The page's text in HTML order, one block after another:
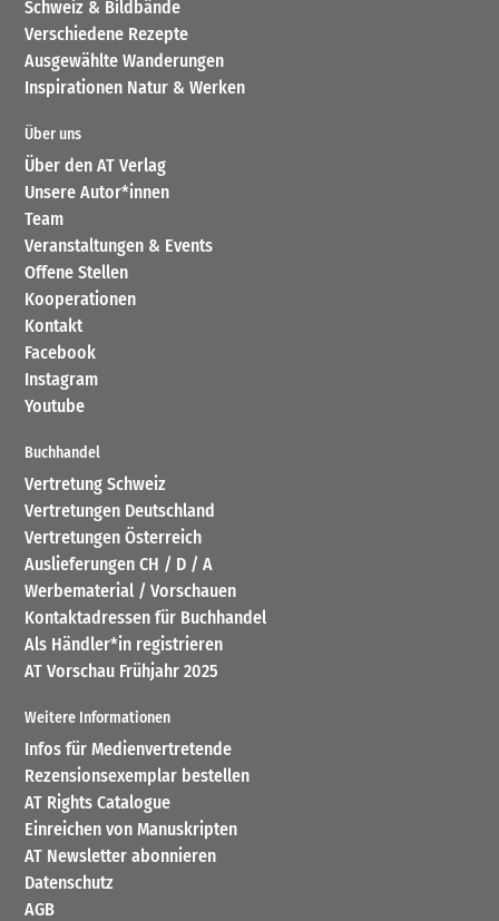
Schweiz & Bildbände
Verschiedene Rezepte
Ausgewählte Wanderungen
Inspirationen Natur & Werken
Über uns
Über den AT Verlag
Unsere Autor*innen
Team
Veranstaltungen & Events
Offene Stellen
Kooperationen
Kontakt
Facebook
Instagram
Youtube
Buchhandel
Vertretung Schweiz
Vertretungen Deutschland
Vertretungen Österreich
Auslieferungen CH / D / A
Werbematerial / Vorschauen
Kontaktadressen für Buchhandel
Als Händler*in registrieren
AT Vorschau Frühjahr 2025
Weitere Informationen
Infos für Medienvertretende
Rezensionsexemplar bestellen
AT Rights Catalogue
Einreichen von Manuskripten
AT Newsletter abonnieren
Datenschutz
AGB